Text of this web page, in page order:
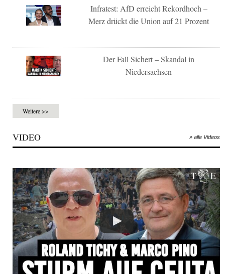
Infratest: AfD erreicht Rekordhoch –
Merz drückt die Union auf 21 Prozent
Der Fall Sichert – Skandal in
Niedersachsen
Weitere >>
VIDEO » alle Videos